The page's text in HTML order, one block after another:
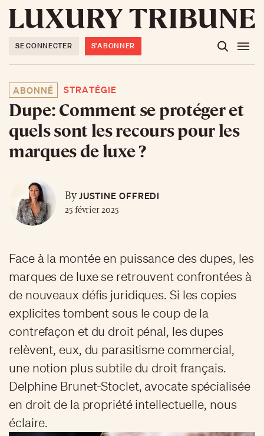
SE CONNECTER S'ABONNER
ABONNÉ STRATÉGIE
Dupe: Comment se protéger et
quels sont les recours pour les
marques de luxe ?
ByJUSTINE OFFREDI
25 février 2025
Face à la montée en puissance des dupes, les
marques de luxe se retrouvent confrontées à
de nouveaux défis juridiques. Si les copies
explicites tombent sous le coup de la
contrefaçon et du droit pénal, les dupes
relèvent, eux, du parasitisme commercial,
une notion plus subtile du droit français.
Delphine Brunet-Stoclet, avocate spécialisée
en droit de la propriété intellectuelle, nous
éclaire.